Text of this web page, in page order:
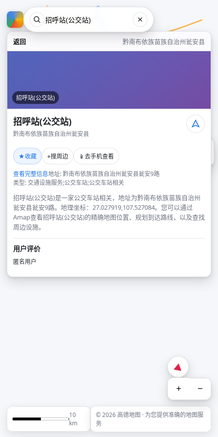
返回 黔南布依族苗族自治州瓮安县
招呼站(公交站)
招呼站(公交站)
黔南布依族苗族自治州瓮安县
★收藏 ⌖搜周边 📱 去手机查看
查看完整信息地址: 黔南布依族苗族自治州瓮安县瓮安9路
类型: 交通设施服务;公交车站;公交车站相关
招呼站(公交站)是一家公交车站相关，地址为黔南布依族苗族自治州
瓮安县瓮安9路。地理坐标：27.027919,107.527084。您可以通过
Amap查看招呼站(公交站)的精确地图位置、规划到达路线，以及查找
周边设施。
用户评价
匿名用户
+ −
10
km
© 2026 高德地图 · 为您提供准确的地图服
务